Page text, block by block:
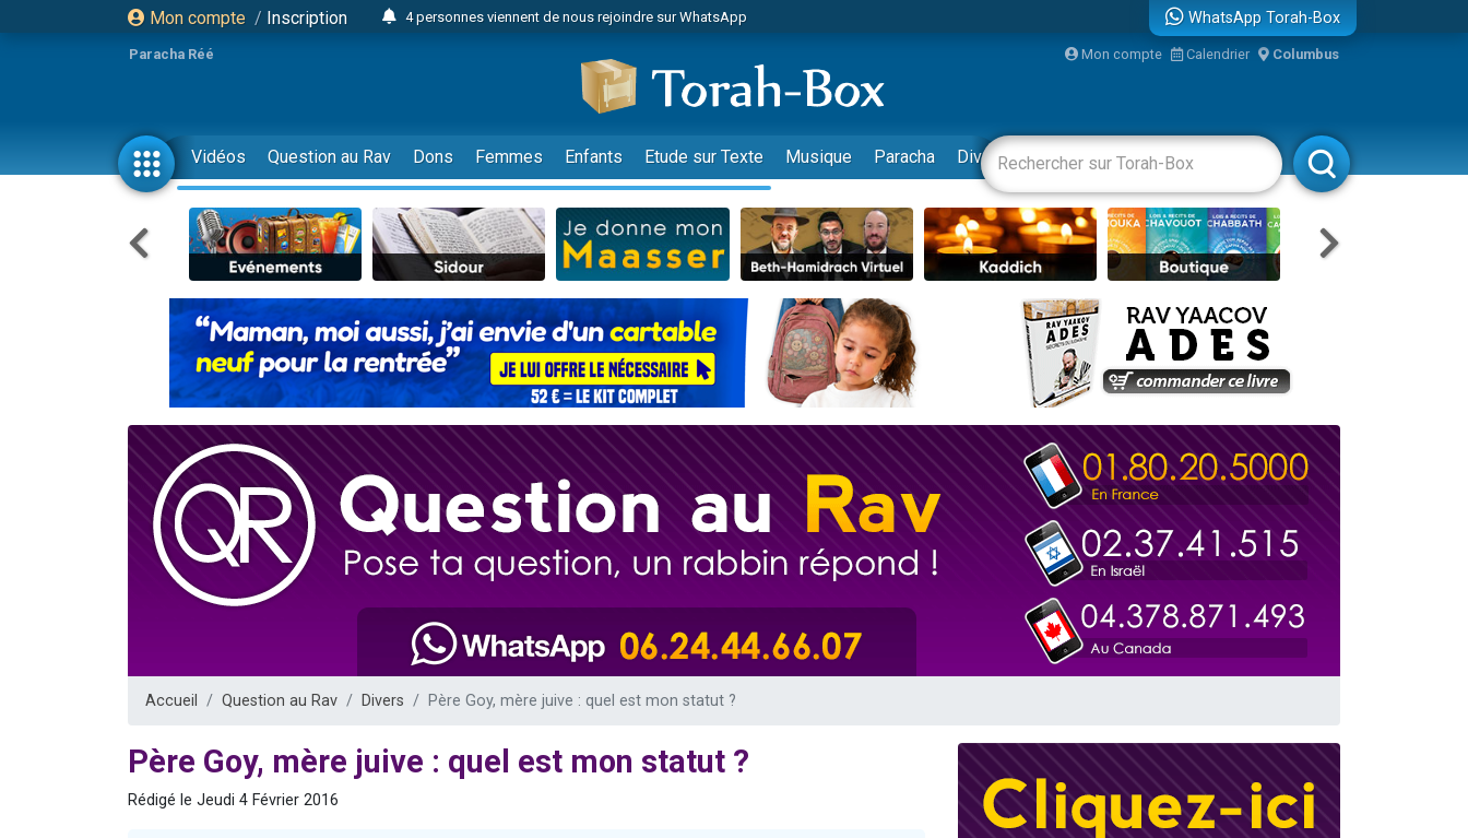
Mon compte / Inscription
4 personnes viennent de nous rejoindre sur WhatsApp
Odaya vient de donner son Maasser
3 personnes viennent de faire un don pour 5 jours de vacances aux Orphelins
3 personnes viennent de faire un don pour Diane, 80 ans, dans un appartement insalubre
13 personnes viennent de demander une bénédiction
2 personnes viennent de nous rejoindre sur WhatsApp
30 personnes viennent de faire un don pour Sauvez la jambe de Yohan
Il reste 49 places pour étudier en groupe sur Zoom
12 nouvelles musiques dans Torah-Box Music
3 personnes viennent de nous rejoindre sur WhatsApp
2 personnes viennent de nous rejoindre sur WhatsApp
3 personnes viennent de nous rejoindre sur WhatsApp
2 nouvelles musiques dans Torah-Box Music
8 personnes viennent de faire un don pour Tsédaka : pauvres d'Israel
Nouvelle émission radio : Visions de grandeur n°104 : Le Chabbath et le Birkat Hamazone à travers le temps
Ariel vient de donner son Maasser
Il reste 49 places pour étudier en groupe sur Zoom
Eva vient de donner son Maasser
WhatsApp Torah-Box
Paracha Réé Mon compte Calendrier Columbus
Vidéos Question au Rav Dons Femmes Enfants Etude sur Texte Musique Paracha Divertissements Livres Rabbanim
Accueil Question au Rav Divers Père Goy, mère juive : quel est mon statut ?
Père Goy, mère juive : quel est mon statut ?
Rédigé le Jeudi 4 Février 2016